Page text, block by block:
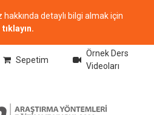
detaylı bilgi almak için
tıklayın.
Sepetim
Örnek Ders
Videoları